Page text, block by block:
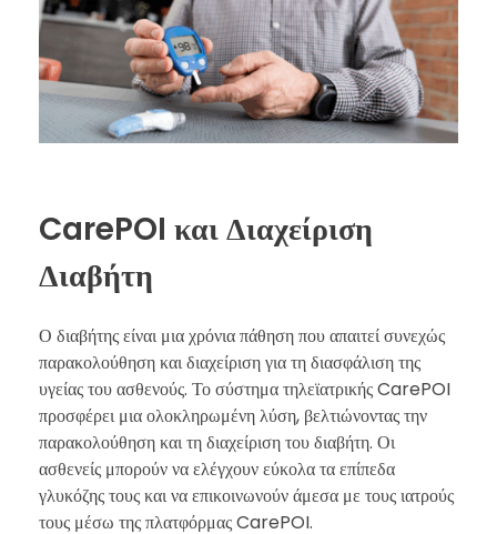
CarePOI και Διαχείριση
Διαβήτη
Ο διαβήτης είναι μια χρόνια πάθηση που απαιτεί συνεχώς
παρακολούθηση και διαχείριση για τη διασφάλιση της
υγείας του ασθενούς. Το σύστημα τηλεϊατρικής CarePOI
προσφέρει μια ολοκληρωμένη λύση, βελτιώνοντας την
παρακολούθηση και τη διαχείριση του διαβήτη. Οι
ασθενείς μπορούν να ελέγχουν εύκολα τα επίπεδα
γλυκόζης τους και να επικοινωνούν άμεσα με τους ιατρούς
τους μέσω της πλατφόρμας CarePOI.